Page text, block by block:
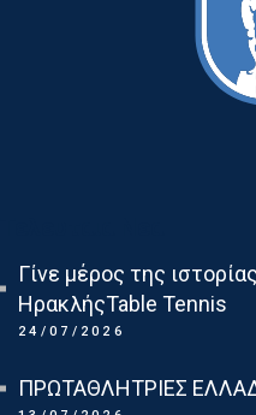
Γίνε μέρος της
ΗρακλήςTable Tennis
24/07/2026
ΠΡΩΤΑΘΛΗΤΡΙΕΣ